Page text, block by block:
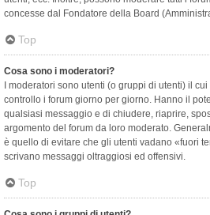
concesse dal Fondatore della Board
Top
Cosa sono i moderatori?
I moderatori sono utenti (o gruppi di utenti) il
controllo i forum giorno per giorno. Hanno il
qualsiasi messaggio e di chiudere, riaprire,
argomento del forum da loro moderato.
è quello di evitare che gli utenti vadano «fuori
scrivano messaggi oltraggiosi ed offensivi.
Top